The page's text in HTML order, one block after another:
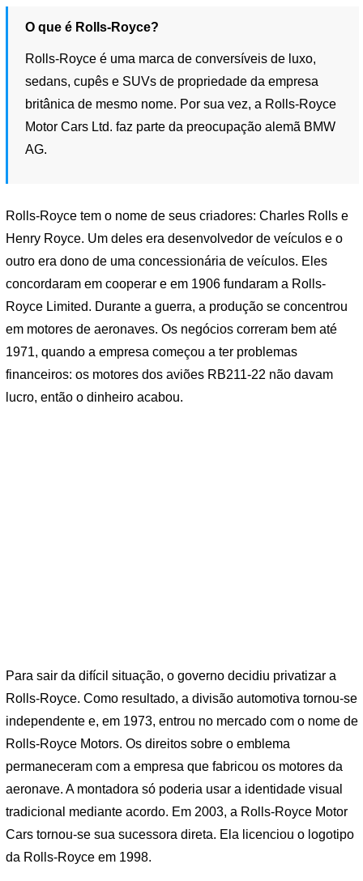
O que é Rolls-Royce?
Rolls-Royce é uma marca de conversíveis de luxo,
sedans, cupês e SUVs de propriedade da empresa
britânica de mesmo nome. Por sua vez, a Rolls-Royce
Motor Cars Ltd. faz parte da preocupação alemã BMW
AG.
Rolls-Royce tem o nome de seus criadores: Charles Rolls e
Henry Royce. Um deles era desenvolvedor de veículos e o
outro era dono de uma concessionária de veículos. Eles
concordaram em cooperar e em 1906 fundaram a Rolls-
Royce Limited. Durante a guerra, a produção se concentrou
em motores de aeronaves. Os negócios correram bem até
1971, quando a empresa começou a ter problemas
financeiros: os motores dos aviões RB211-22 não davam
lucro, então o dinheiro acabou.
Para sair da difícil situação, o governo decidiu privatizar a
Rolls-Royce. Como resultado, a divisão automotiva tornou-se
independente e, em 1973, entrou no mercado com o nome de
Rolls-Royce Motors. Os direitos sobre o emblema
permaneceram com a empresa que fabricou os motores da
aeronave. A montadora só poderia usar a identidade visual
tradicional mediante acordo. Em 2003, a Rolls-Royce Motor
Cars tornou-se sua sucessora direta. Ela licenciou o logotipo
da Rolls-Royce em 1998.